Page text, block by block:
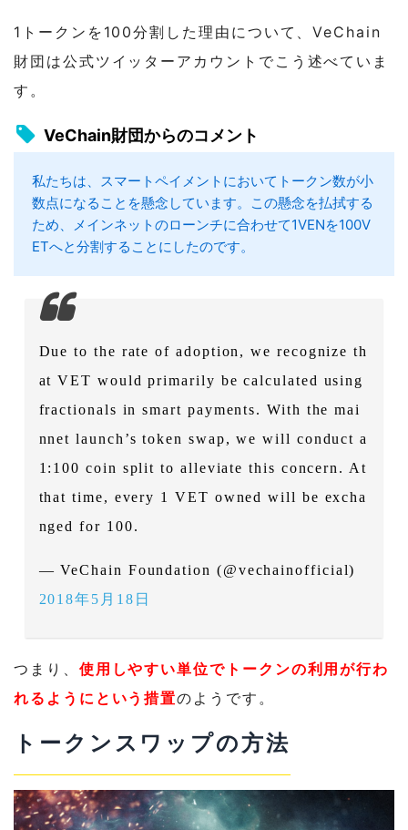
1トークンを100分割した理由について、VeChain
財団は公式ツイッターアカウントでこう述べていま
す。
VeChain財団からのコメント
私たちは、スマートペイメントにおいてトークン数が小
数点になることを懸念しています。この懸念を払拭する
ため、メインネットのローンチに合わせて1VENを100V
ETへと分割することにしたのです。
Due to the rate of adoption, we recognize th
at VET would primarily be calculated using
fractionals in smart payments. With the mai
nnet launch’s token swap, we will conduct a
1:100 coin split to alleviate this concern. At
that time, every 1 VET owned will be excha
nged for 100.
— VeChain Foundation (@vechainofficial)
2018年5月18日
つまり、 使用しやすい単位でトークンの利用が行わ
れるようにという措置のようです。
トークンスワップの方法